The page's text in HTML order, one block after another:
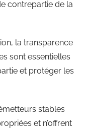
contrepartie de la
la transparence
sont essentielles
et protéger les
stables
et n’offrent